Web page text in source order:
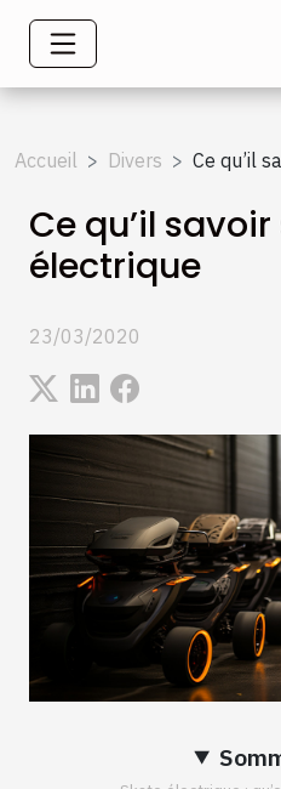
Accueil Divers Ce qu’il
Ce qu’il
électrique
23/03/2020